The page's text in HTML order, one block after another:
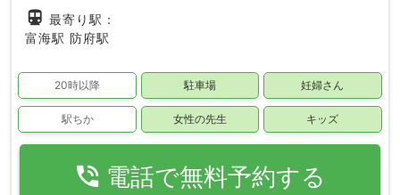
directions_subway 最寄り駅：
富海駅 防府駅
20時以降 駐車場 妊婦さん
駅ちか 女性の先生 キッズ
phone_in_talk 電話で無料予約する